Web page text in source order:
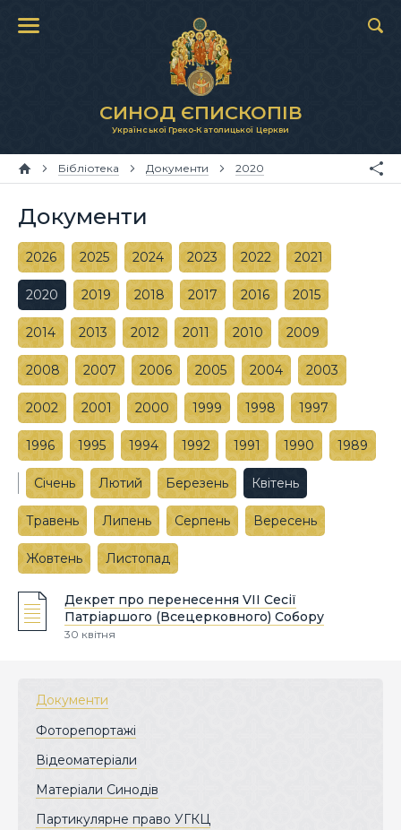
СИНОД ЄПИСКОПІВ
Української Греко-Католицької Церкви
Бібліотека Документи 2020
Документи
2026 2025 2024 2023 2022 2021
2020 2019 2018 2017 2016 2015
2014 2013 2012 2011 2010 2009
2008 2007 2006 2005 2004 2003
2002 2001 2000 1999 1998 1997
1996 1995 1994 1992 1991 1990 1989
Січень Лютий Березень Квітень
Травень Липень Серпень Вересень
Жовтень Листопад
Декрет про перенесення VІІ Сесії
Патріаршого (Всецерковного) Собору
30 квітня
Документи
Фоторепортажі
Відеоматеріали
Матеріали Синодів
Партикулярне право УГКЦ